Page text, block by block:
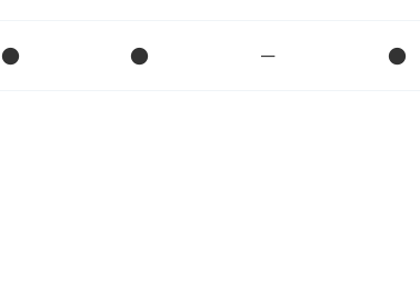
● ● － ●